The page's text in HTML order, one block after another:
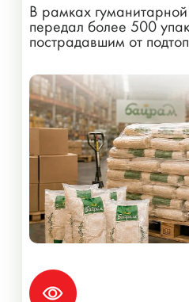
В рамках
передал более 500
пострадавшим от